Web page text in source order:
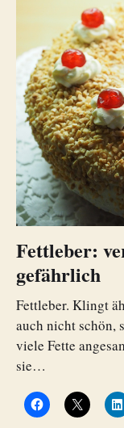
Fettleber:
gefährlich
Fettleber. Klingt
auch nicht schön,
viele Fette
sie…